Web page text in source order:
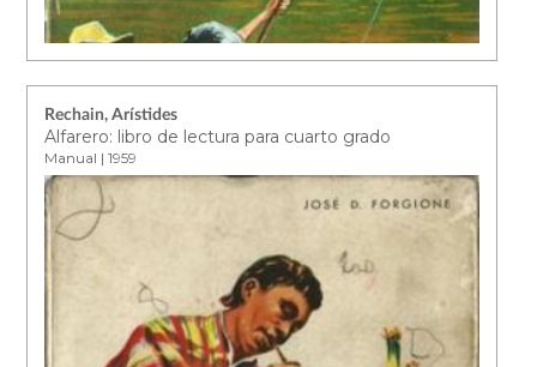
Rechain, Arístides
Alfarero: libro de lectura para cuarto grado
Manual | 1959